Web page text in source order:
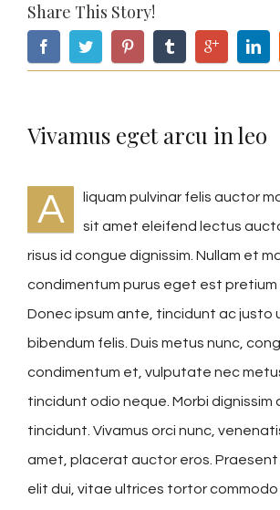
Share This Story!
Vivamus eget arcu in leo
A
liquam pulvinar felis auctor
sit amet eleifend lectus
risus id congue dignissim. Nullam et
condimentum purus eget est pretium
Donec ipsum ante, tincidunt ac justo
bibendum felis. Duis metus nunc,
condimentum et, vulputate nec
tincidunt odio neque. Morbi dignissim
tincidunt. Vivamus orci nunc,
amet, placerat auctor eros.
elit dui, vitae ultrices tortor commodo